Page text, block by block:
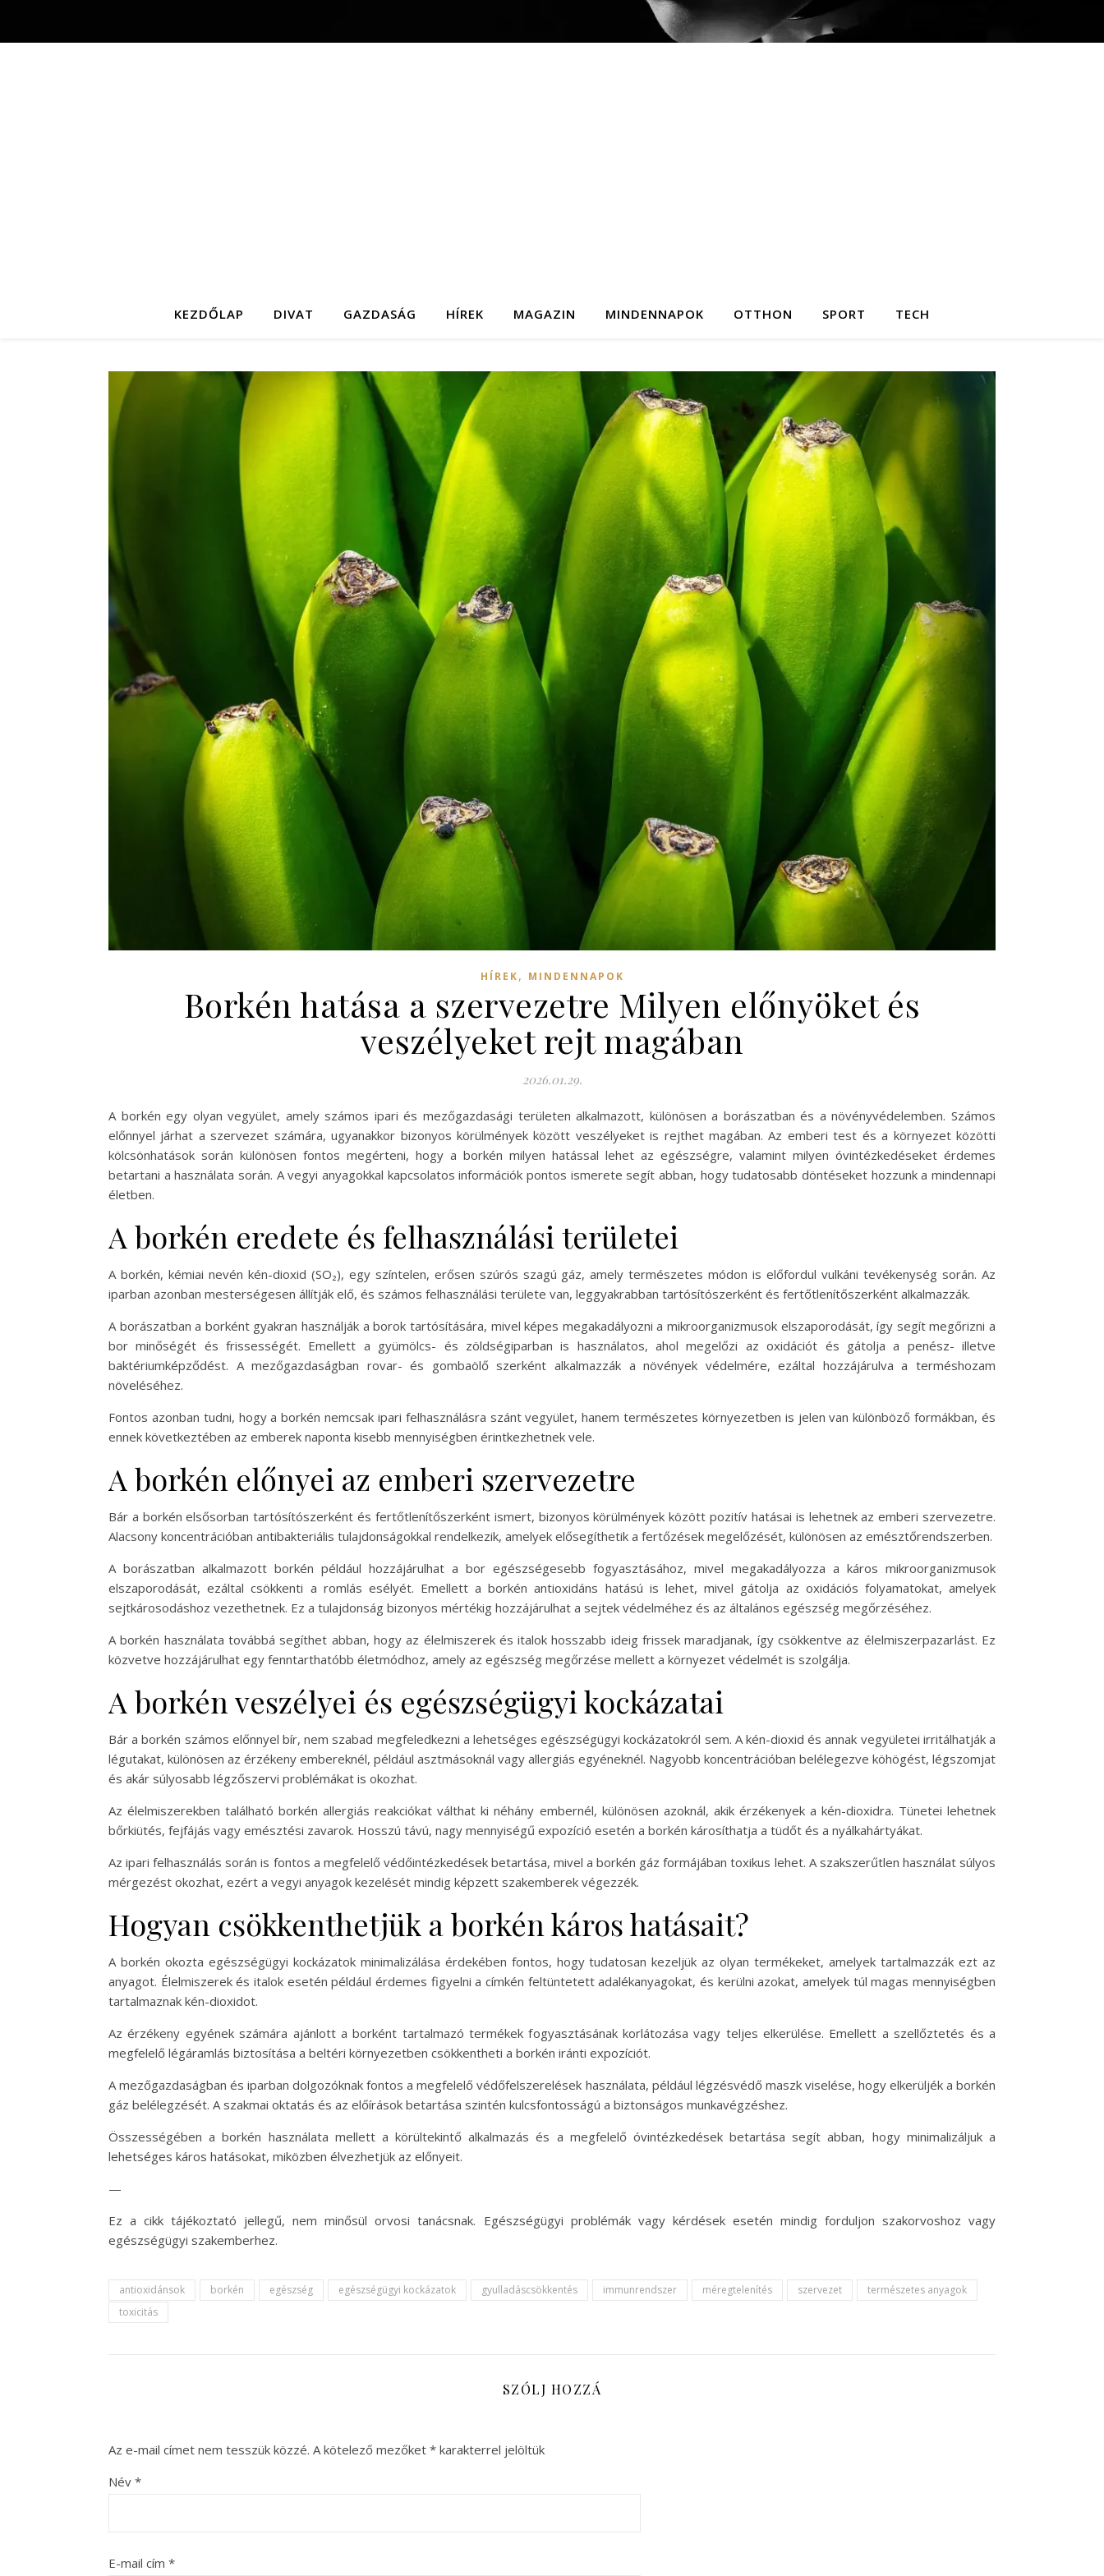
KEZDŐLAP DIVAT GAZDASÁG HÍREK MAGAZIN MINDENNAPOK OTTHON SPORT TECH
HÍREK, MINDENNAPOK
Borkén hatása a szervezetre Milyen előnyöket és
veszélyeket rejt magában
2026.01.29.
A borkén egy olyan vegyület, amely számos ipari és mezőgazdasági területen alkalmazott, különösen a borászatban és a növényvédelemben. Számos
előnnyel járhat a szervezet számára, ugyanakkor bizonyos körülmények között veszélyeket is rejthet magában. Az emberi test és a környezet közötti
kölcsönhatások során különösen fontos megérteni, hogy a borkén milyen hatással lehet az egészségre, valamint milyen óvintézkedéseket érdemes
betartani a használata során. A vegyi anyagokkal kapcsolatos információk pontos ismerete segít abban, hogy tudatosabb döntéseket hozzunk a mindennapi
életben.
A borkén eredete és felhasználási területei
A borkén, kémiai nevén kén-dioxid (SO₂), egy színtelen, erősen szúrós szagú gáz, amely természetes módon is előfordul vulkáni tevékenység során. Az
iparban azonban mesterségesen állítják elő, és számos felhasználási területe van, leggyakrabban tartósítószerként és fertőtlenítőszerként alkalmazzák.
A borászatban a borként gyakran használják a borok tartósítására, mivel képes megakadályozni a mikroorganizmusok elszaporodását, így segít megőrizni a
bor minőségét és frissességét. Emellett a gyümölcs- és zöldségiparban is használatos, ahol megelőzi az oxidációt és gátolja a penész- illetve
baktériumképződést. A mezőgazdaságban rovar- és gombaölő szerként alkalmazzák a növények védelmére, ezáltal hozzájárulva a terméshozam
növeléséhez.
Fontos azonban tudni, hogy a borkén nemcsak ipari felhasználásra szánt vegyület, hanem természetes környezetben is jelen van különböző formákban, és
ennek következtében az emberek naponta kisebb mennyiségben érintkezhetnek vele.
A borkén előnyei az emberi szervezetre
Bár a borkén elsősorban tartósítószerként és fertőtlenítőszerként ismert, bizonyos körülmények között pozitív hatásai is lehetnek az emberi szervezetre.
Alacsony koncentrációban antibakteriális tulajdonságokkal rendelkezik, amelyek elősegíthetik a fertőzések megelőzését, különösen az emésztőrendszerben.
A borászatban alkalmazott borkén például hozzájárulhat a bor egészségesebb fogyasztásához, mivel megakadályozza a káros mikroorganizmusok
elszaporodását, ezáltal csökkenti a romlás esélyét. Emellett a borkén antioxidáns hatású is lehet, mivel gátolja az oxidációs folyamatokat, amelyek
sejtkárosodáshoz vezethetnek. Ez a tulajdonság bizonyos mértékig hozzájárulhat a sejtek védelméhez és az általános egészség megőrzéséhez.
A borkén használata továbbá segíthet abban, hogy az élelmiszerek és italok hosszabb ideig frissek maradjanak, így csökkentve az élelmiszerpazarlást. Ez
közvetve hozzájárulhat egy fenntarthatóbb életmódhoz, amely az egészség megőrzése mellett a környezet védelmét is szolgálja.
A borkén veszélyei és egészségügyi kockázatai
Bár a borkén számos előnnyel bír, nem szabad megfeledkezni a lehetséges egészségügyi kockázatokról sem. A kén-dioxid és annak vegyületei irritálhatják a
légutakat, különösen az érzékeny embereknél, például asztmásoknál vagy allergiás egyéneknél. Nagyobb koncentrációban belélegezve köhögést, légszomjat
és akár súlyosabb légzőszervi problémákat is okozhat.
Az élelmiszerekben található borkén allergiás reakciókat válthat ki néhány embernél, különösen azoknál, akik érzékenyek a kén-dioxidra. Tünetei lehetnek
bőrkiütés, fejfájás vagy emésztési zavarok. Hosszú távú, nagy mennyiségű expozíció esetén a borkén károsíthatja a tüdőt és a nyálkahártyákat.
Az ipari felhasználás során is fontos a megfelelő védőintézkedések betartása, mivel a borkén gáz formájában toxikus lehet. A szakszerűtlen használat súlyos
mérgezést okozhat, ezért a vegyi anyagok kezelését mindig képzett szakemberek végezzék.
Hogyan csökkenthetjük a borkén káros hatásait?
A borkén okozta egészségügyi kockázatok minimalizálása érdekében fontos, hogy tudatosan kezeljük az olyan termékeket, amelyek tartalmazzák ezt az
anyagot. Élelmiszerek és italok esetén például érdemes figyelni a címkén feltüntetett adalékanyagokat, és kerülni azokat, amelyek túl magas mennyiségben
tartalmaznak kén-dioxidot.
Az érzékeny egyének számára ajánlott a borként tartalmazó termékek fogyasztásának korlátozása vagy teljes elkerülése. Emellett a szellőztetés és a
megfelelő légáramlás biztosítása a beltéri környezetben csökkentheti a borkén iránti expozíciót.
A mezőgazdaságban és iparban dolgozóknak fontos a megfelelő védőfelszerelések használata, például légzésvédő maszk viselése, hogy elkerüljék a borkén
gáz belélegzését. A szakmai oktatás és az előírások betartása szintén kulcsfontosságú a biztonságos munkavégzéshez.
Összességében a borkén használata mellett a körültekintő alkalmazás és a megfelelő óvintézkedések betartása segít abban, hogy minimalizáljuk a
lehetséges káros hatásokat, miközben élvezhetjük az előnyeit.
—
Ez a cikk tájékoztató jellegű, nem minősül orvosi tanácsnak. Egészségügyi problémák vagy kérdések esetén mindig forduljon szakorvoshoz vagy
egészségügyi szakemberhez.
antioxidánsok borkén egészség egészségügyi kockázatok gyulladáscsökkentés immunrendszer méregtelenítés szervezet
természetes anyagok
toxicitás
SZÓLJ HOZZÁ
Az e-mail címet nem tesszük közzé. A kötelező mezőket * karakterrel jelöltük
Név *
E-mail cím *